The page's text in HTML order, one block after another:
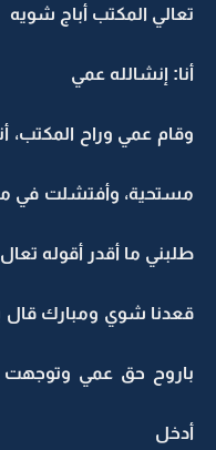
تعالي المكتب أباج شويه
أنا: إنشالله عمي
وقام عمي وراح
مستحية، وأفتشلت في
طلبني ما أقدر أقوله
قعدنا شوي ومبارك قال
باروح حق عمي
أدخل